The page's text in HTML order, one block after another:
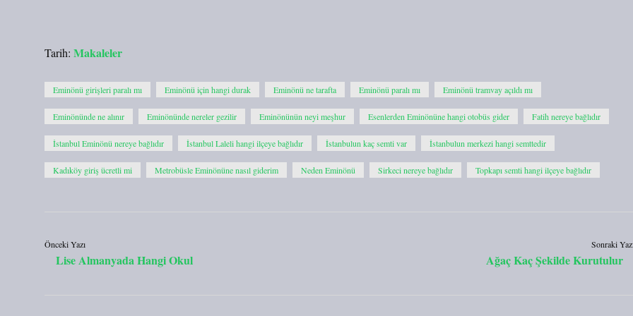
Tarih: Makaleler
Eminönü girişleri paralı mı Eminönü için hangi durak Eminönü ne tarafta Eminönü paralı mı Eminönü tramvay açıldı mı
Eminönünde ne alınır Eminönünde nereler gezilir Eminönünün neyi meşhur Esenlerden Eminönüne hangi otobüs gider Fatih nereye bağlıdır
İstanbul Eminönü nereye bağlıdır İstanbul Laleli hangi ilçeye bağlıdır İstanbulun kaç semti var İstanbulun merkezi hangi semttedir
Kadıköy giriş ücretli mi Metrobüsle Eminönüne nasıl giderim Neden Eminönü Sirkeci nereye bağlıdır Topkapı semti hangi ilçeye bağlıdır
Önceki Yazı
Lise Almanyada Hangi Okul
Sonraki
Ağaç Kaç Şekilde Kurutulur